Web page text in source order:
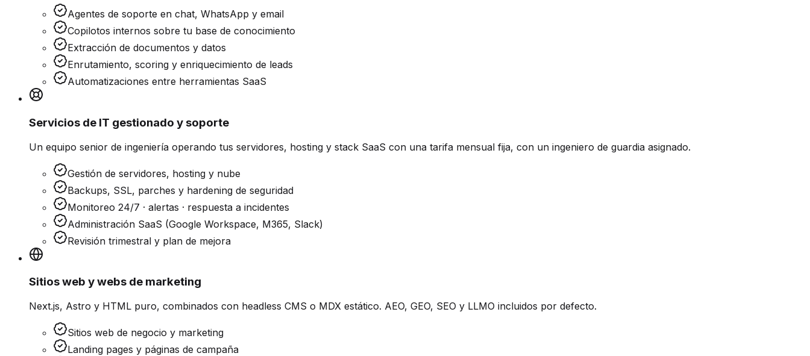
Agentes de soporte en chat, WhatsApp y email
Copilotos internos sobre tu base de conocimiento
Extracción de documentos y datos
Enrutamiento, scoring y enriquecimiento de leads
Automatizaciones entre herramientas SaaS
Servicios de IT gestionado y soporte
Un equipo senior de ingeniería operando tus servidores, hosting y stack SaaS con una tarifa mensual fija, con un ingeniero de guardia asignado.
Gestión de servidores, hosting y nube
Backups, SSL, parches y hardening de seguridad
Monitoreo 24/7 · alertas · respuesta a incidentes
Administración SaaS (Google Workspace, M365, Slack)
Revisión trimestral y plan de mejora
Sitios web y webs de marketing
Next.js, Astro y HTML puro, combinados con headless CMS o MDX estático. AEO, GEO, SEO y LLMO incluidos por defecto.
Sitios web de negocio y marketing
Landing pages y páginas de campaña